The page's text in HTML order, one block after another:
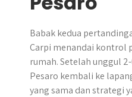
Babak kedua
Carpi menandai kontrol
rumah. Setelah unggul
Pesaro kembali ke
yang sama dan strategi